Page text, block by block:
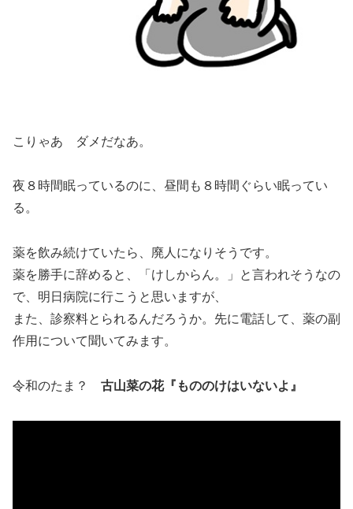
こりゃあ ダメだなあ。
夜８時間眠っているのに、昼間も８時間ぐらい眠ってい
る。
薬を飲み続けていたら、廃人になりそうです。
薬を勝手に辞めると、「けしからん。」と言われそうなの
で、明日病院に行こうと思いますが、
また、診察料とられるんだろうか。先に電話して、薬の副
作用について聞いてみます。
令和のたま？ 古山菜の花『もののけはいないよ』